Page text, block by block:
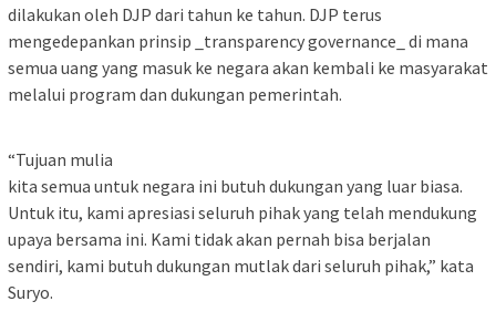
dilakukan oleh DJP dari tahun ke tahun. DJP terus
mengedepankan prinsip _transparency governance_ di mana
semua uang yang masuk ke negara akan kembali ke masyarakat
melalui program dan dukungan pemerintah.
“Tujuan mulia
kita semua untuk negara ini butuh dukungan yang luar biasa.
Untuk itu, kami apresiasi seluruh pihak yang telah mendukung
upaya bersama ini. Kami tidak akan pernah bisa berjalan
sendiri, kami butuh dukungan mutlak dari seluruh pihak,” kata
Suryo.